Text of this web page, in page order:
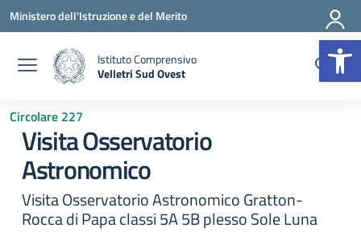
Vai ai contenuti
Vai al menu di navigazione
Vai al footer
Ministero dell'Istruzione e del Merito
Istituto Comprensivo
Velletri Sud Ovest
Circolare 227
Visita Osservatorio
Astronomico
Visita Osservatorio Astronomico Gratton-
Rocca di Papa classi 5A 5B plesso Sole Luna